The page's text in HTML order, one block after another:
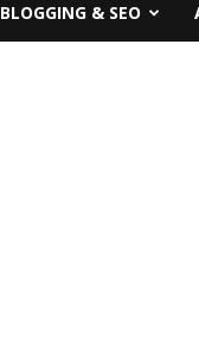
BLOGGING & SEO